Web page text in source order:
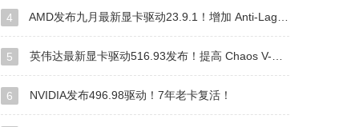
4 AMD发布九月最新显卡驱动23.9.1！增加 Anti-Lag+ 和 HYPR-RX 新特性
5 英伟达最新显卡驱动516.93发布！提高 Chaos V-Ray 6 for 3ds Max 的性能 创造出色的视觉效果
6 NVIDIA发布496.98驱动！7年老卡复活！